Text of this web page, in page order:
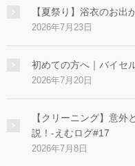
【夏祭り】浴衣のお
2026年7月23日
初めての方へ｜バイセ
2026年7月20日
【クリーニング】意
説！-えむログ#17
2026年7月8日